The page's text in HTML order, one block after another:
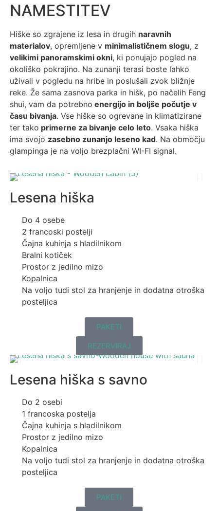
NAMESTITEV
Hiške so zgrajene iz lesa in drugih naravnih
materialov, opremljene v minimalističnem slogu, z
velikimi panoramskimi okni, ki ponujajo pogled na
okoliško pokrajino. Na zunanji terasi boste lahko
uživali v pogledu na hribe in poslušali zvok bližnje
reke. Že sama zasnova parka in hišk, po načelih Feng
shui, vam da potrebno energijo in boljše počutje v
času bivanja. Vse hiške so ogrevane in klimatizirane
ter tako primerne za bivanje celo leto. Vsaka hiška
ima svojo zasebno zunanjo leseno kad. Na območju
glampinga je na voljo brezplačni WI-FI signal.
Lesena hiška
Do 4 osebe
2 francoski postelji
Čajna kuhinja s hladilnikom
Bralni kotiček
Prostor z jedilno mizo
Kopalnica
Na voljo tudi stol za hranjenje in dodatna otroška
posteljica
PAKETI
REZERVIRAJ
Lesena hiška s savno
Do 2 osebi
1 francoska postelja
Čajna kuhinja s hladilnikom
Prostor z jedilno mizo
Kopalnica
Na voljo tudi stol za hranjenje in dodatna otroška
posteljica
PAKETI